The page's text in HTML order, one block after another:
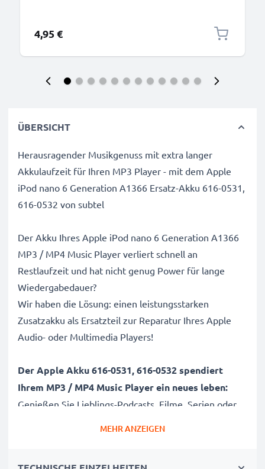
4,95 €
ÜBERSICHT
Herausragender Musikgenuss mit extra langer
Akkulaufzeit für Ihren MP3 Player - mit dem Apple
iPod nano 6 Generation A1366 Ersatz-Akku 616-0531,
616-0532 von subtel
Der Akku Ihres Apple iPod nano 6 Generation A1366
MP3 / MP4 Music Player verliert schnell an
Restlaufzeit und hat nicht genug Power für lange
Wiedergabedauer?
Wir haben die Lösung: einen leistungsstarken
Zusatzakku als Ersatzteil zur Reparatur Ihres Apple
Audio- oder Multimedia Players!
Der Apple Akku 616-0531, 616-0532 spendiert
Ihrem MP3 / MP4 Music Playerein neues leben:
Genießen Sie Lieblings-Podcasts, Filme, Serien oder
MEHR ANZEIGEN